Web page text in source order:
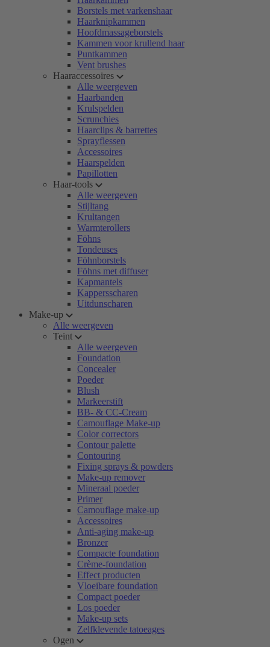
Borstels met varkenshaar
Haarknipkammen
Hoofdmassageborstels
Kammen voor krullend haar
Puntkammen
Vent brushes
Haaraccessoires
Alle weergeven
Haarbanden
Krulspelden
Scrunchies
Haarclips & barrettes
Sprayflessen
Accessoires
Haarspelden
Papillotten
Haar-tools
Alle weergeven
Stijltang
Krultangen
Warmterollers
Föhns
Tondeuses
Föhnborstels
Föhns met diffuser
Kapmantels
Kappersscharen
Uitdunscharen
Make-up
Alle weergeven
Teint
Alle weergeven
Foundation
Concealer
Poeder
Blush
Markeerstift
BB- & CC-Cream
Camouflage Make-up
Color correctors
Contour palette
Contouring
Fixing sprays & powders
Make-up remover
Mineraal poeder
Primer
Camouflage make-up
Accessoires
Anti-aging make-up
Bronzer
Compacte foundation
Crème-foundation
Effect producten
Vloeibare foundation
Compact poeder
Los poeder
Make-up sets
Zelfklevende tatoeages
Ogen